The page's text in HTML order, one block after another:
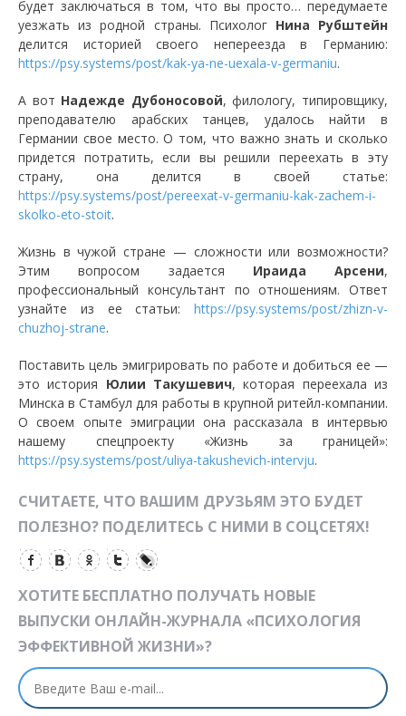
будет заключаться в том, что вы просто… передумаете
уезжать из родной страны. Психолог Нина Рубштейн
делится историей своего непереезда в Германию:
https://psy.systems/post/kak-ya-ne-uexala-v-germaniu.
А вот Надежде Дубоносовой, филологу, типировщику,
преподавателю арабских танцев, удалось найти в
Германии свое место. О том, что важно знать и сколько
придется потратить, если вы решили переехать в эту
страну, она делится в своей статье:
https://psy.systems/post/pereexat-v-germaniu-kak-zachem-i-
skolko-eto-stoit.
Жизнь в чужой стране — сложности или возможности?
Этим вопросом задается Ираида Арсени,
профессиональный консультант по отношениям. Ответ
узнайте из ее статьи: https://psy.systems/post/zhizn-v-
chuzhoj-strane.
Поставить цель эмигрировать по работе и добиться ее —
это история Юлии Такушевич, которая переехала из
Минска в Стамбул для работы в крупной ритейл-компании.
О своем опыте эмиграции она рассказала в интервью
нашему спецпроекту «Жизнь за границей»:
https://psy.systems/post/uliya-takushevich-intervju.
СЧИТАЕТЕ, ЧТО ВАШИМ ДРУЗЬЯМ ЭТО БУДЕТ
ПОЛЕЗНО? ПОДЕЛИТЕСЬ С НИМИ В СОЦСЕТЯХ!
ХОТИТЕ БЕСПЛАТНО ПОЛУЧАТЬ НОВЫЕ
ВЫПУСКИ ОНЛАЙН-ЖУРНАЛА «ПСИХОЛОГИЯ
ЭФФЕКТИВНОЙ ЖИЗНИ»?